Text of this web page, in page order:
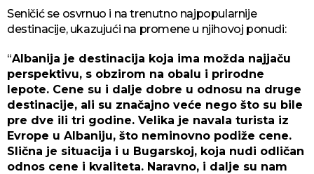
Seničić se osvrnuo i na trenutno najpopularnije
destinacije, ukazujući na promene u njihovoj ponudi:
“Albanija je destinacija koja ima možda najjaču
perspektivu, s obzirom na obalu i prirodne
lepote. Cene su i dalje dobre u odnosu na druge
destinacije, ali su značajno veće nego što su bile
pre dve ili tri godine. Velika je navala turista iz
Evrope u Albaniju, što neminovno podiže cene.
Slična je situacija i u Bugarskoj, koja nudi odličan
odnos cene i kvaliteta. Naravno, i dalje su nam